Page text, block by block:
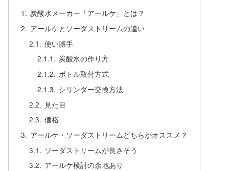
炭酸水メーカー「アールケ」とは？
アールケとソーダストリームの違い
使い勝手
炭酸水の作り方
ボトル取付方式
シリンダー交換方法
見た目
価格
アールケ・ソーダストリームどちらがオススメ？
ソーダストリームが良さそう
アールケ検討の余地あり